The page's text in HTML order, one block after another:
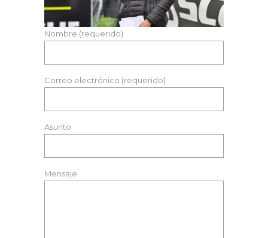
Nombre (requerido)
Correo electrónico (requerido)
Asunto
Mensaje